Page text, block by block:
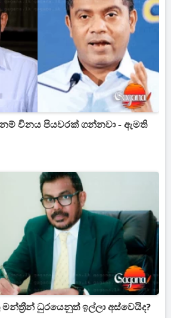
නම් විනය පියවරක් ගන්නවා - ඇමති
ධුරයෙනුත් ඉල්ලා අස්වෙයිද?